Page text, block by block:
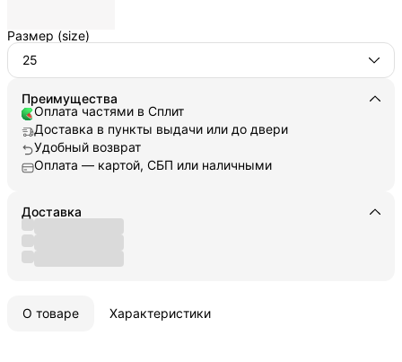
Размер (size)
25
Преимущества
Оплата частями в Сплит
Доставка в пункты выдачи или до двери
Удобный возврат
Оплата — картой, СБП или наличными
Доставка
О товаре Характеристики